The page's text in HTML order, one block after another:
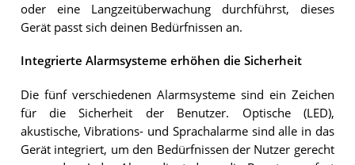
oder eine Langzeitüberwachung durchführst, dieses
Gerät passt sich deinen Bedürfnissen an.
Integrierte Alarmsysteme erhöhen die Sicherheit
Die fünf verschiedenen Alarmsysteme sind ein Zeichen
für die Sicherheit der Benutzer. Optische (LED),
akustische, Vibrations- und Sprachalarme sind alle in das
Gerät integriert, um den Bedürfnissen der Nutzer gerecht